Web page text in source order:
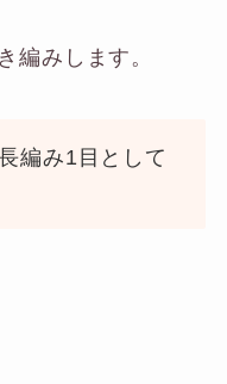
編みします。
編み1目として